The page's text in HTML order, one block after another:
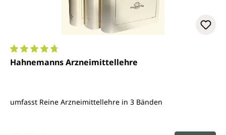
Durchschnittliche Bewertung von 4.8 von 5 Sternen
Hahnemanns Arzneimittellehre
umfasst Reine Arzneimittellehre in 3 Bänden